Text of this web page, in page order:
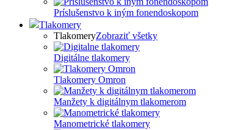
Príslušenstvo k iným fonendoskopom
Tlakomery
TlakomeryZobraziť všetky
Digitálne tlakomery
Tlakomery Omron
Manžety k digitálnym tlakomerom
Manometrické tlakomery